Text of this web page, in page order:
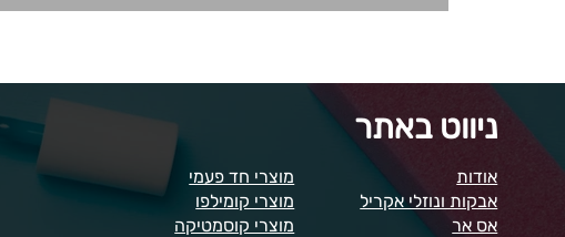
ניווט באתר
מוצרי חד פעמי
מוצרי קומילפו
מוצרי קוסמטיקה
אודות
אבקות ונוזלי אקריל
אס אר